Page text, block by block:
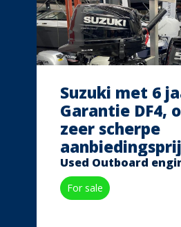
Suzuki met 6
Garantie DF4,
zeer scherpe
Used Outboard
For sale